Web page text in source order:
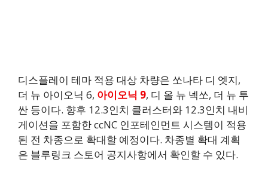
디스플레이 테마 적용 대상 차량은 쏘나타 디 엣지,
더 뉴 아이오닉 6, 아이오닉 9, 디 올 뉴 넥쏘, 더 뉴 투
싼 등이다. 향후 12.3인치 클러스터와 12.3인치 내비
게이션을 포함한 ccNC 인포테인먼트 시스템이 적용
된 전 차종으로 확대할 예정이다. 차종별 확대 계획
은 블루링크 스토어 공지사항에서 확인할 수 있다.